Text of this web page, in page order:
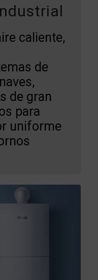
caliente,
de
de gran
para
uniforme